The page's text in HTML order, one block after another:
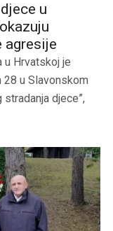
u
agresije
u Hrvatskoj je
u Slavonskom
djece”,